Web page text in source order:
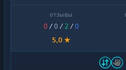
0 / 0 / 2 /0
5,0 ★